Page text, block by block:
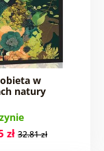
w
natury
zł 32.81 zł